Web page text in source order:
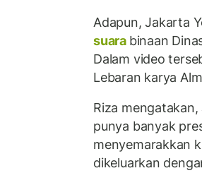
Adapun, Jakarta
suara binaan
Dalam video
Lebaran karya
Riza
punya banyak
menyemarakkan
dikeluarkan